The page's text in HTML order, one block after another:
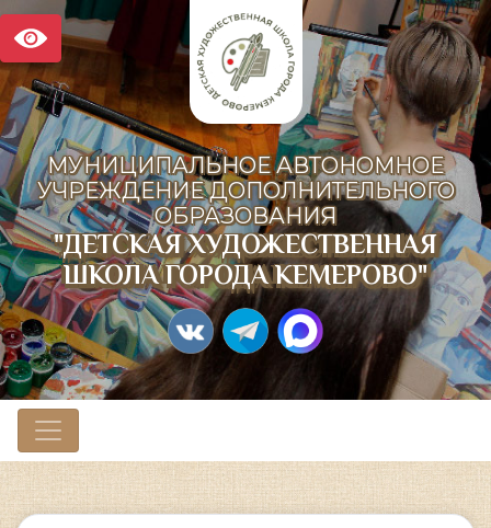
МУНИЦИПАЛЬНОЕ АВТОНОМНОЕ
УЧРЕЖДЕНИЕ ДОПОЛНИТЕЛЬНОГО
ОБРАЗОВАНИЯ
"ДЕТСКАЯ ХУДОЖЕСТВЕННАЯ
ШКОЛА ГОРОДА КЕМЕРОВО"